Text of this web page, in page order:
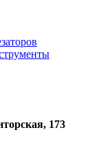
173